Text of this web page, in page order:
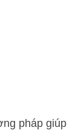
pháp giúp